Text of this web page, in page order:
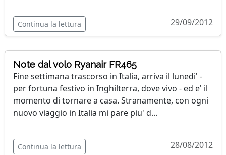
Continua la lettura 29/09/2012
Note dal volo Ryanair FR465
Fine settimana trascorso in Italia, arriva il lunedi' -
per fortuna festivo in Inghilterra, dove vivo - ed e' il
momento di tornare a casa. Stranamente, con ogni
nuovo viaggio in Italia mi pare piu' d...
Continua la lettura 28/08/2012